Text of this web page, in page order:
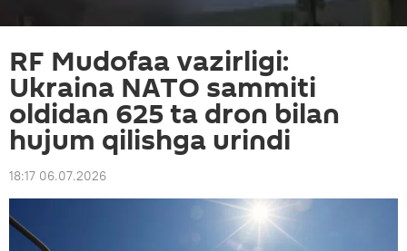
RF Mudofaa vazirligi:
Ukraina NATO sammiti
oldidan 625 ta dron bilan
hujum qilishga urindi
18:17 06.07.2026